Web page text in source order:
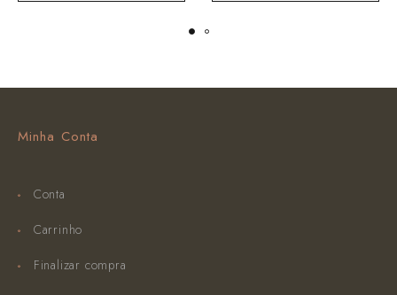
Minha Conta
Conta
Carrinho
Finalizar compra